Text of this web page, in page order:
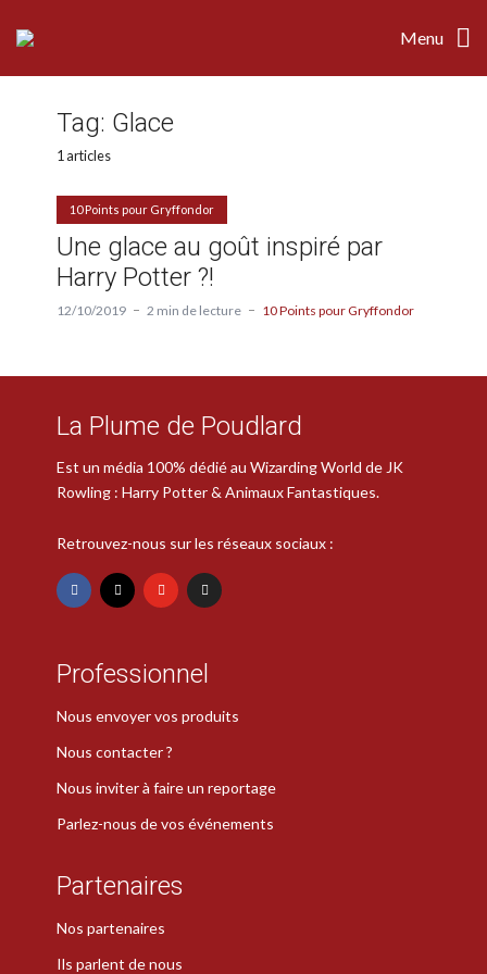
Menu
Tag: Glace
1 articles
10 Points pour Gryffondor
Une glace au goût inspiré par
Harry Potter ?!
12/10/2019 2 min de lecture 10 Points pour Gryffondor
La Plume de Poudlard
Est un média 100% dédié au Wizarding World de JK
Rowling : Harry Potter & Animaux Fantastiques.
Retrouvez-nous sur les réseaux sociaux :
Professionnel
Nous envoyer vos produits
Nous contacter ?
Nous inviter à faire un reportage
Parlez-nous de vos événements
Partenaires
Nos partenaires
Ils parlent de nous